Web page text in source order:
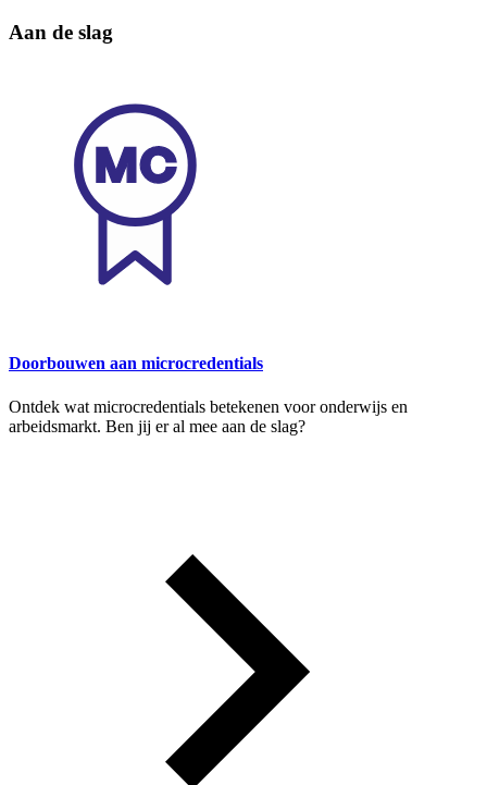
Aan de slag
Doorbouwen aan microcredentials
Ontdek wat microcredentials betekenen voor onderwijs en
arbeidsmarkt. Ben jij er al mee aan de slag?